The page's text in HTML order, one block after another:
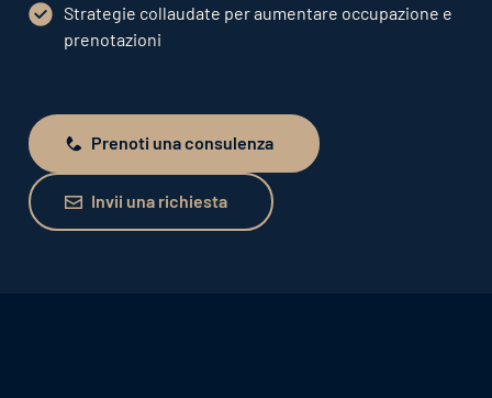
Strategie collaudate per aumentare occupazione e
prenotazioni
Prenoti una consulenza
Prenoti una consulenza
Invii una richiesta
Invii una richiesta